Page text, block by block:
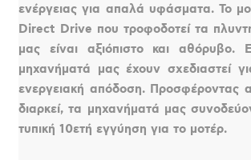
ενέργειας για απαλά υφάσματα. Το
Direct Drive που τροφοδοτεί τα
μας είναι αξιόπιστο και αθόρυβο.
μηχανήματά μας έχουν σχεδιαστεί
ενεργειακή απόδοση. Προσφέροντας
διαρκεί, τα μηχανήματά μας
τυπική 10ετή εγγύηση για το μοτέρ.